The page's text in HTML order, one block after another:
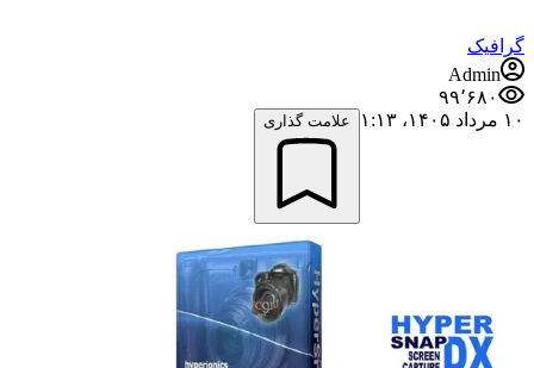
گرافیک
Admin
۹۹٬۶۸۰
۱۰ مرداد ۱۴۰۵،‏ ۱:۱۳
علامت گذاری